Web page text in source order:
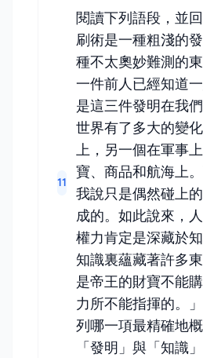
11
閱讀下列語段，並
刷術是一種粗淺的
種不太奧妙難測的
一件前人已經知道
是這三件發明在我
世界有了多大的變
上，另一個在軍事
寶、商品和航海上
我說只是偶然碰上
成的。如此說來，
權力肯定是深藏於
知識裏蘊藏著許多
是帝王的財寶不能
力所不能指揮的。
列哪一項最精確地
「發明」與「知識